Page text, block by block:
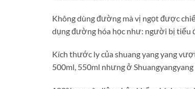
Không dùng đường mà vị ngọt được
dụng đường hóa học như: người bị tiểu
Kích thước ly của shuang yang yang
500ml, 550ml nhưng ở